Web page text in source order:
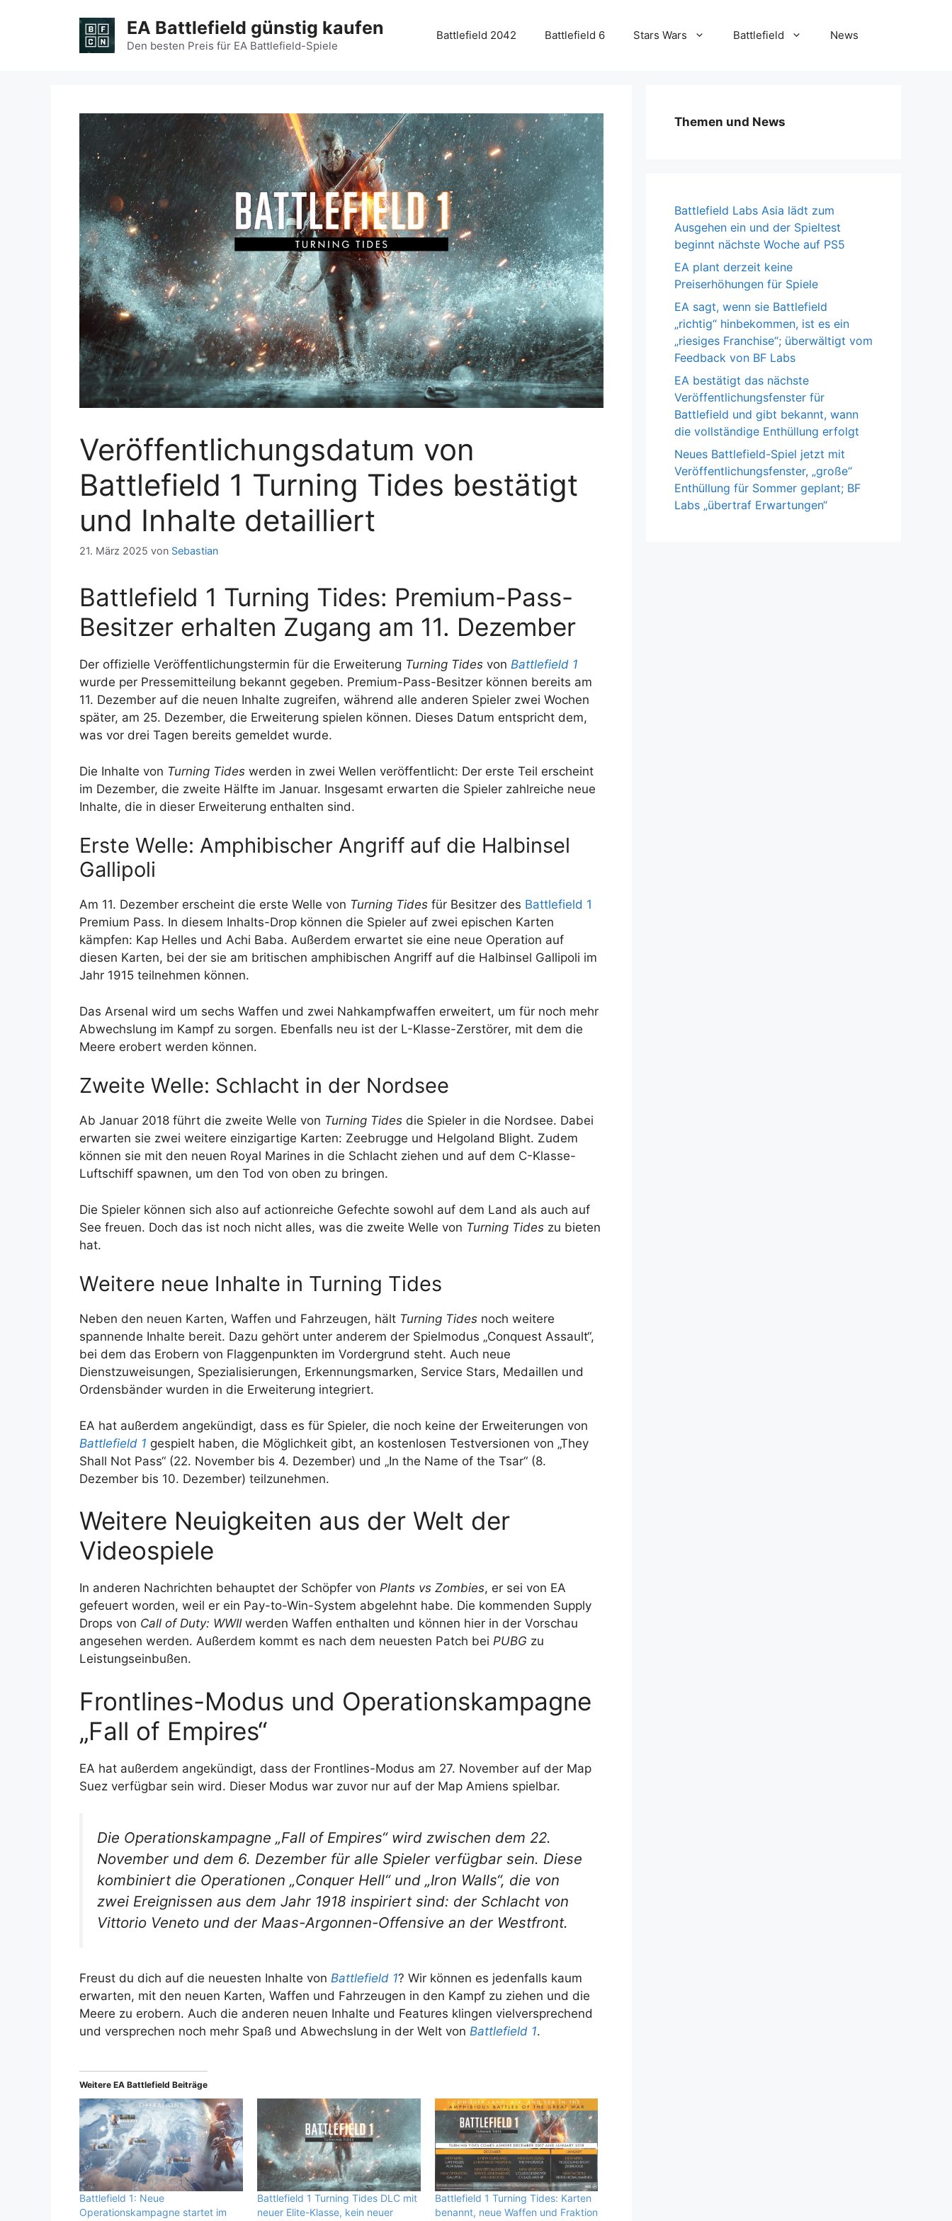
EA Battlefield günstig kaufen
Den besten Preis für EA Battlefield-Spiele
Battlefield 2042 Battlefield 6 Stars Wars Battlefield News
Veröffentlichungsdatum von
Battlefield 1 Turning Tides bestätigt
und Inhalte detailliert
21. März 2025 von Sebastian
Battlefield 1 Turning Tides: Premium-Pass-
Besitzer erhalten Zugang am 11. Dezember
Der offizielle Veröffentlichungstermin für die Erweiterung Turning Tides von Battlefield 1
wurde per Pressemitteilung bekannt gegeben. Premium-Pass-Besitzer können bereits am
11. Dezember auf die neuen Inhalte zugreifen, während alle anderen Spieler zwei Wochen
später, am 25. Dezember, die Erweiterung spielen können. Dieses Datum entspricht dem,
was vor drei Tagen bereits gemeldet wurde.
Die Inhalte von Turning Tides werden in zwei Wellen veröffentlicht: Der erste Teil erscheint
im Dezember, die zweite Hälfte im Januar. Insgesamt erwarten die Spieler zahlreiche neue
Inhalte, die in dieser Erweiterung enthalten sind.
Erste Welle: Amphibischer Angriff auf die Halbinsel
Gallipoli
Am 11. Dezember erscheint die erste Welle von Turning Tides für Besitzer des Battlefield 1
Premium Pass. In diesem Inhalts-Drop können die Spieler auf zwei epischen Karten
kämpfen: Kap Helles und Achi Baba. Außerdem erwartet sie eine neue Operation auf
diesen Karten, bei der sie am britischen amphibischen Angriff auf die Halbinsel Gallipoli im
Jahr 1915 teilnehmen können.
Das Arsenal wird um sechs Waffen und zwei Nahkampfwaffen erweitert, um für noch mehr
Abwechslung im Kampf zu sorgen. Ebenfalls neu ist der L-Klasse-Zerstörer, mit dem die
Meere erobert werden können.
Zweite Welle: Schlacht in der Nordsee
Ab Januar 2018 führt die zweite Welle von Turning Tides die Spieler in die Nordsee. Dabei
erwarten sie zwei weitere einzigartige Karten: Zeebrugge und Helgoland Blight. Zudem
können sie mit den neuen Royal Marines in die Schlacht ziehen und auf dem C-Klasse-
Luftschiff spawnen, um den Tod von oben zu bringen.
Die Spieler können sich also auf actionreiche Gefechte sowohl auf dem Land als auch auf
See freuen. Doch das ist noch nicht alles, was die zweite Welle von Turning Tides zu bieten
hat.
Weitere neue Inhalte in Turning Tides
Neben den neuen Karten, Waffen und Fahrzeugen, hält Turning Tides noch weitere
spannende Inhalte bereit. Dazu gehört unter anderem der Spielmodus „Conquest Assault“,
bei dem das Erobern von Flaggenpunkten im Vordergrund steht. Auch neue
Dienstzuweisungen, Spezialisierungen, Erkennungsmarken, Service Stars, Medaillen und
Ordensbänder wurden in die Erweiterung integriert.
EA hat außerdem angekündigt, dass es für Spieler, die noch keine der Erweiterungen von
Battlefield 1 gespielt haben, die Möglichkeit gibt, an kostenlosen Testversionen von „They
Shall Not Pass“ (22. November bis 4. Dezember) und „In the Name of the Tsar“ (8.
Dezember bis 10. Dezember) teilzunehmen.
Weitere Neuigkeiten aus der Welt der
Videospiele
In anderen Nachrichten behauptet der Schöpfer von Plants vs Zombies, er sei von EA
gefeuert worden, weil er ein Pay-to-Win-System abgelehnt habe. Die kommenden Supply
Drops von Call of Duty: WWIIwerden Waffen enthalten und können hier in der Vorschau
angesehen werden. Außerdem kommt es nach dem neuesten Patch bei PUBG zu
Leistungseinbußen.
Frontlines-Modus und Operationskampagne
„Fall of Empires“
EA hat außerdem angekündigt, dass der Frontlines-Modus am 27. November auf der Map
Suez verfügbar sein wird. Dieser Modus war zuvor nur auf der Map Amiens spielbar.
Die Operationskampagne „Fall of Empires“ wird zwischen dem 22.
November und dem 6. Dezember für alle Spieler verfügbar sein. Diese
kombiniert die Operationen „Conquer Hell“ und „Iron Walls“, die von
zwei Ereignissen aus dem Jahr 1918 inspiriert sind: der Schlacht von
Vittorio Veneto und der Maas-Argonnen-Offensive an der Westfront.
Freust du dich auf die neuesten Inhalte von Battlefield 1? Wir können es jedenfalls kaum
erwarten, mit den neuen Karten, Waffen und Fahrzeugen in den Kampf zu ziehen und die
Meere zu erobern. Auch die anderen neuen Inhalte und Features klingen vielversprechend
und versprechen noch mehr Spaß und Abwechslung in der Welt von Battlefield 1.
Weitere EA Battlefield Beiträge
Battlefield 1: Neue
Operationskampagne startet im
Battlefield 1 Turning Tides DLC mit
neuer Elite-Klasse, kein neuer
Battlefield 1 Turning Tides: Karten
benannt, neue Waffen und Fraktion
Themen und News
Battlefield Labs Asia lädt zum
Ausgehen ein und der Spieltest
beginnt nächste Woche auf PS5
EA plant derzeit keine
Preiserhöhungen für Spiele
EA sagt, wenn sie Battlefield
„richtig“ hinbekommen, ist es ein
„riesiges Franchise“; überwältigt vom
Feedback von BF Labs
EA bestätigt das nächste
Veröffentlichungsfenster für
Battlefield und gibt bekannt, wann
die vollständige Enthüllung erfolgt
Neues Battlefield-Spiel jetzt mit
Veröffentlichungsfenster, „große“
Enthüllung für Sommer geplant; BF
Labs „übertraf Erwartungen“